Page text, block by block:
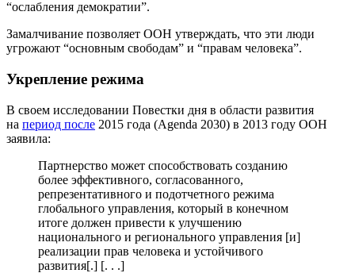
“ослабления демократии”.
Замалчивание позволяет ООН утверждать, что эти люди
угрожают “основным свободам” и “правам человека”.
Укрепление режима
В своем исследовании Повестки дня в области развития
на период после 2015 года (Agenda 2030) в 2013 году ООН
заявила:
Партнерство может способствовать созданию
более эффективного, согласованного,
репрезентативного и подотчетного режима
глобального управления, который в конечном
итоге должен привести к улучшению
национального и регионального управления [и]
реализации прав человека и устойчивого
развития[.] [. . .]